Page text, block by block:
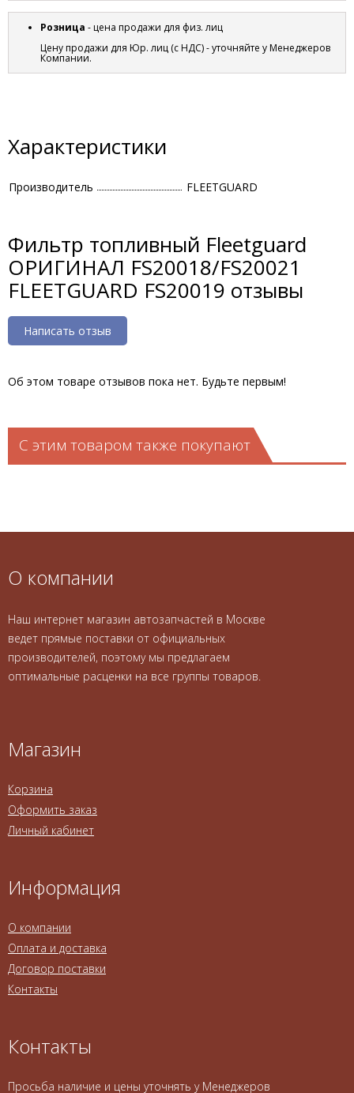
Розница - цена продажи для физ. лиц
Цену продажи для Юр. лиц (с НДС) - уточняйте у Менеджеров
Компании.
Характеристики
Производитель FLEETGUARD
Фильтр топливный Fleetguard
ОРИГИНАЛ FS20018/FS20021
FLEETGUARD FS20019 отзывы
Написать отзыв
Об этом товаре отзывов пока нет. Будьте первым!
С этим товаром также покупают
О компании
Наш интернет магазин автозапчастей в Москве
ведет прямые поставки от официальных
производителей, поэтому мы предлагаем
оптимальные расценки на все группы товаров.
Магазин
Корзина
Оформить заказ
Личный кабинет
Информация
О компании
Оплата и доставка
Договор поставки
Контакты
Контакты
Просьба наличие и цены уточнять у Менеджеров